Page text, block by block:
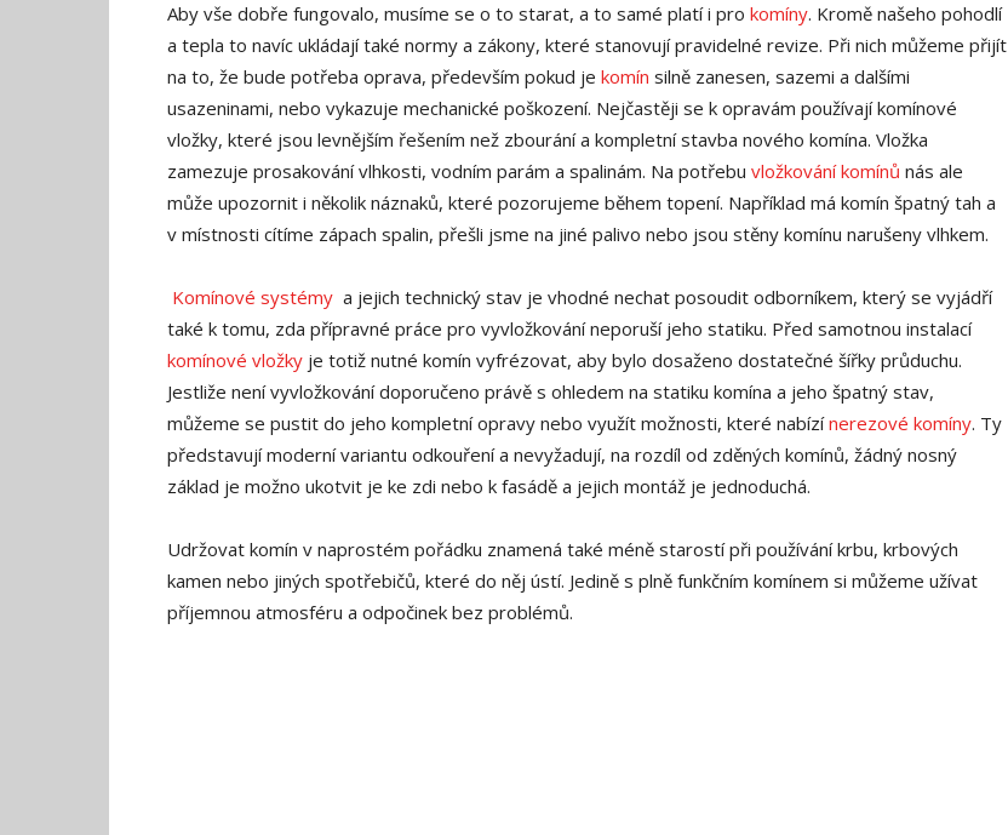
Aby vše dobře fungovalo, musíme se o to starat, a to samé platí i pro komíny. Kromě našeho pohodlí
a tepla to navíc ukládají také normy a zákony, které stanovují pravidelné revize. Při nich můžeme přijít
na to, že bude potřeba oprava, především pokud je komín silně zanesen, sazemi a dalšími
usazeninami, nebo vykazuje mechanické poškození. Nejčastěji se k opravám používají komínové
vložky, které jsou levnějším řešením než zbourání a kompletní stavba nového komína. Vložka
zamezuje prosakování vlhkosti, vodním parám a spalinám. Na potřebu vložkování komínů nás ale
může upozornit i několik náznaků, které pozorujeme během topení. Například má komín špatný tah a
v místnosti cítíme zápach spalin, přešli jsme na jiné palivo nebo jsou stěny komínu narušeny vlhkem.
Komínové systémy a jejich technický stav je vhodné nechat posoudit odborníkem, který se vyjádří
také k tomu, zda přípravné práce pro vyvložkování neporuší jeho statiku. Před samotnou instalací
komínové vložky je totiž nutné komín vyfrézovat, aby bylo dosaženo dostatečné šířky průduchu.
Jestliže není vyvložkování doporučeno právě s ohledem na statiku komína a jeho špatný stav,
můžeme se pustit do jeho kompletní opravy nebo využít možnosti, které nabízínerezové komíny. Ty
představují moderní variantu odkouření a nevyžadují, na rozdíl od zděných komínů, žádný nosný
základ je možno ukotvit je ke zdi nebo k fasádě a jejich montáž je jednoduchá.
Udržovat komín v naprostém pořádku znamená také méně starostí při používání krbu, krbových
kamen nebo jiných spotřebičů, které do něj ústí. Jedině s plně funkčním komínem si můžeme užívat
příjemnou atmosféru a odpočinek bez problémů.